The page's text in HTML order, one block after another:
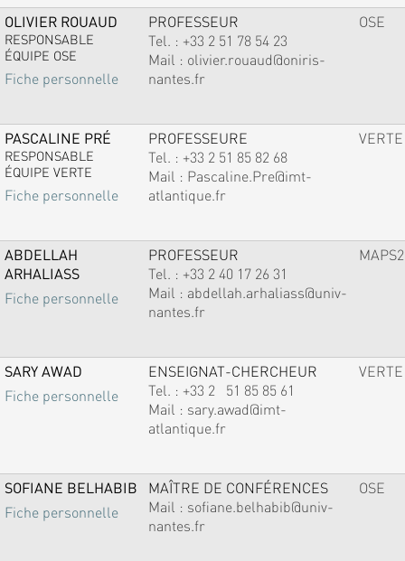
OLIVIER ROUAUD
RESPONSABLE
ÉQUIPE OSE
Fiche personnelle
PROFESSEUR
Tel. : +33 2 51 78 54 23
Mail : olivier.rouaud@oniris-
nantes.fr
OSE
PASCALINE PRÉ
RESPONSABLE
ÉQUIPE VERTE
Fiche personnelle
PROFESSEURE
Tel. : +33 2 51 85 82 68
Mail : Pascaline.Pre@imt-
atlantique.fr
VERTE
ABDELLAH
ARHALIASS
Fiche personnelle
PROFESSEUR
Tel. : +33 2 40 17 26 31
Mail : abdellah.arhaliass@univ-
nantes.fr
MAPS2
SARY AWAD
Fiche personnelle
ENSEIGNAT-CHERCHEUR
Tel. : +33 2 51 85 85 61
Mail : sary.awad@imt-
atlantique.fr
VERTE
SOFIANE BELHABIB
Fiche personnelle
MAÎTRE DE CONFÉRENCES
Mail : sofiane.belhabib@univ-
nantes.fr
OSE